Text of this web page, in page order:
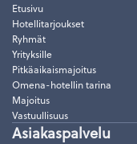
Etusivu
Hotellitarjoukset
Ryhmät
Yrityksille
Pitkäaikaismajoitus
Omena-hotellin tarina
Majoitus
Vastuullisuus
Asiakaspalvelu